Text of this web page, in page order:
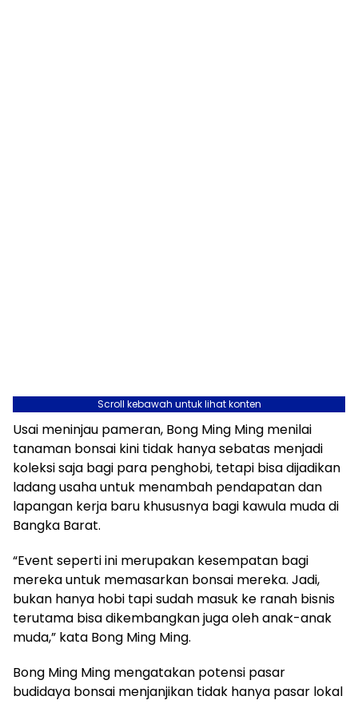
Scroll kebawah untuk lihat konten
Usai meninjau pameran, Bong Ming Ming menilai
tanaman bonsai kini tidak hanya sebatas menjadi
koleksi saja bagi para penghobi, tetapi bisa dijadikan
ladang usaha untuk menambah pendapatan dan
lapangan kerja baru khususnya bagi kawula muda di
Bangka Barat.
“Event seperti ini merupakan kesempatan bagi
mereka untuk memasarkan bonsai mereka. Jadi,
bukan hanya hobi tapi sudah masuk ke ranah bisnis
terutama bisa dikembangkan juga oleh anak-anak
muda,” kata Bong Ming Ming.
Bong Ming Ming mengatakan potensi pasar
budidaya bonsai menjanjikan tidak hanya pasar lokal